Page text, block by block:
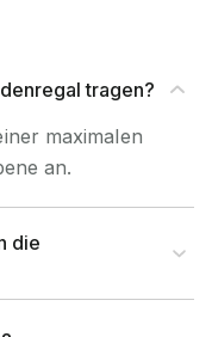
Unterkante
und
Fachboden
tragen?
maximalen
an.
die